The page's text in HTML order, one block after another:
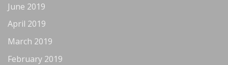
June 2019
April 2019
March 2019
February 2019